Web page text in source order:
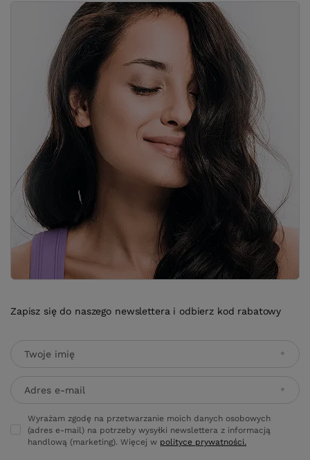
Zapisz się do naszego newslettera i odbierz kod rabatowy
Twoje imię
Adres e-mail
Wyrażam zgodę na przetwarzanie moich danych osobowych
(adres e-mail) na potrzeby wysyłki newslettera z informacją
handlową (marketing). Więcej w polityce prywatności.